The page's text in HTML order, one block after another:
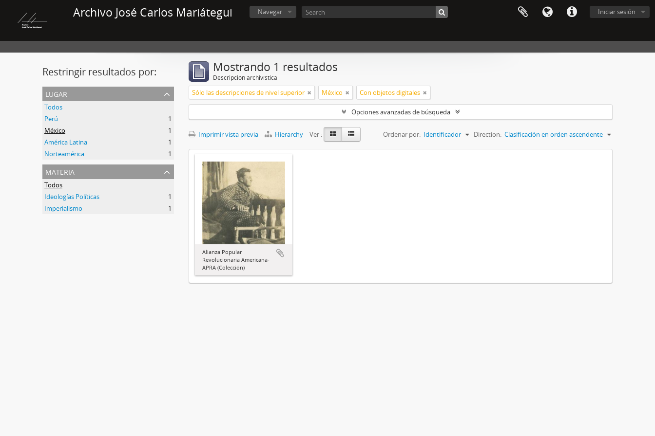
Archivo José Carlos Mariátegui Iniciar sesión
Navegar
Restringir resultados por:
lugar
Todos
Perú
1
México
1
América Latina
1
Norteamérica
1
materia
Todos
Ideologías Políticas
1
Imperialismo
1
Mostrando 1 resultados
Descripción archivística
Sólo las descripciones de nivel superior México Con objetos digitales
Opciones avanzadas de búsqueda
Imprimir vista previa Hierarchy Ver : Ordenar por: Identificador Direction: Clasificación en orden ascendente
Alianza Popular
Revolucionaria Americana-
APRA (Colección)